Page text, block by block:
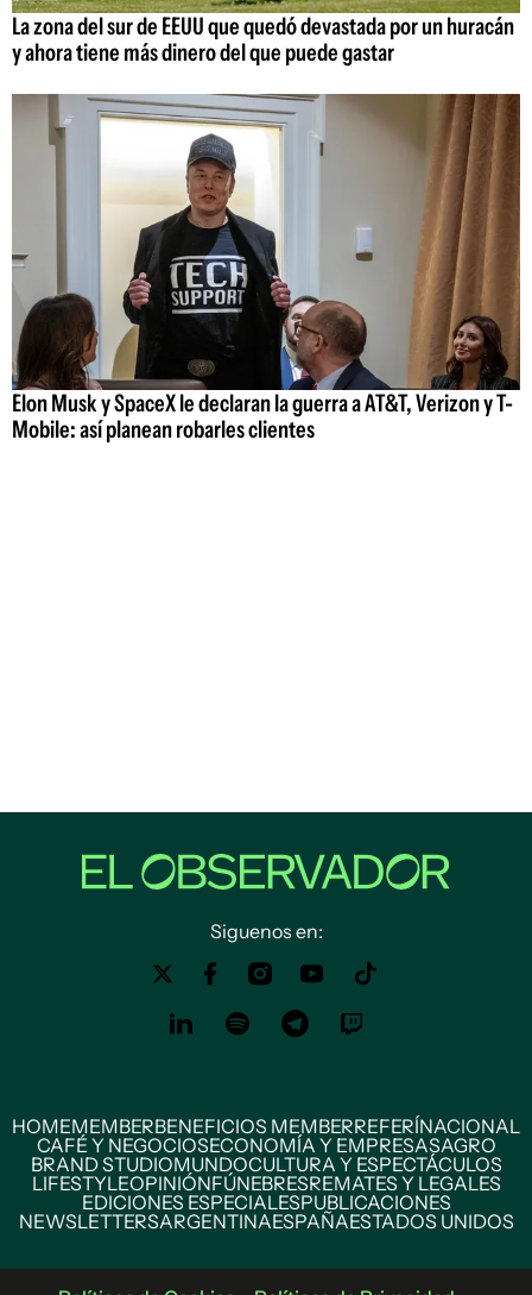
La zona del sur de EEUU que quedó devastada por un huracán
y ahora tiene más dinero del que puede gastar
Elon Musk y SpaceX le declaran la guerra a AT&T, Verizon y T-
Mobile: así planean robarles clientes
Siguenos en:
HOMEMEMBERBENEFICIOS MEMBERREFERÍNACIONAL
CAFÉ Y NEGOCIOSECONOMÍA Y EMPRESASAGRO
BRAND STUDIOMUNDOCULTURA Y ESPECTÁCULOS
LIFESTYLEOPINIÓNFÚNEBRESREMATES Y LEGALES
EDICIONES ESPECIALESPUBLICACIONES
NEWSLETTERSARGENTINAESPAÑAESTADOS UNIDOS